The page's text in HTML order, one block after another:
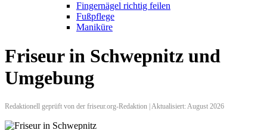
Fingernägel richtig feilen
Fußpflege
Maniküre
Friseur in Schwepnitz und
Umgebung
Redaktionell geprüft von der friseur.org-Redaktion | Aktualisiert: August 2026